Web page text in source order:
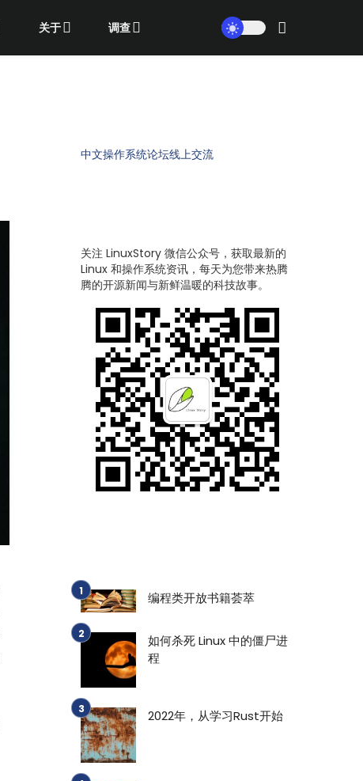
关于 调查
中文操作系统论坛线上交流
关注 LinuxStory 微信公众号，获取最新的
Linux 和操作系统资讯，每天为您带来热腾
腾的开源新闻与新鲜温暖的科技故事。
编程类开放书籍荟萃
如何杀死 Linux 中的僵尸进
程
2022年，从学习Rust开始